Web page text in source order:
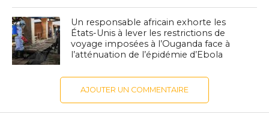
Un responsable africain exhorte les
États-Unis à lever les restrictions de
voyage imposées à l’Ouganda face à
l’atténuation de l’épidémie d’Ebola
AJOUTER UN COMMENTAIRE